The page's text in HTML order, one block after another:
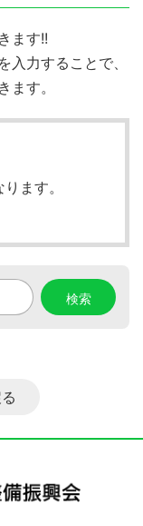
ます!!
入力することで、
ます。
ます。